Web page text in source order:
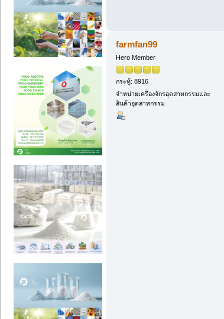
farmfan99
Hero Member
กระทู้: 8916
จำหน่ายเครื่องจักรอุตสาหกรรมและ
สินค้าอุตสาหกรรม